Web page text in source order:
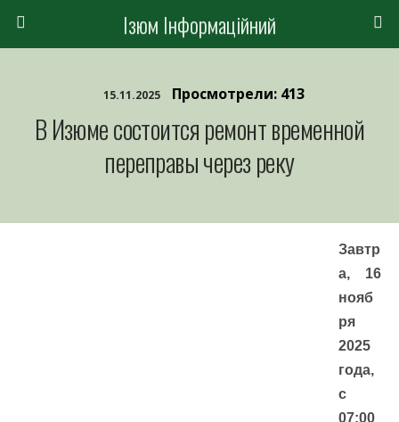
Ізюм Інформаційний
15.11.2025 Просмотрели: 413
В Изюме состоится ремонт временной
переправы через реку
Завтр
а, 16
нояб
ря
2025
года,
с
07:00